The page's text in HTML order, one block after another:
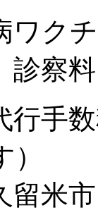
ワ
料
行
米市